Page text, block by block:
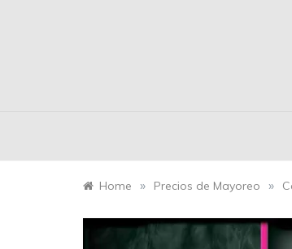
Home » Precios de Mayoreo »